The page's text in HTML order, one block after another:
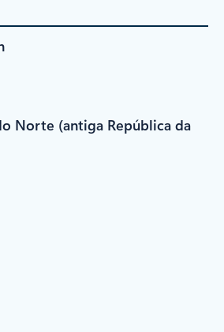
Norte (antiga República da